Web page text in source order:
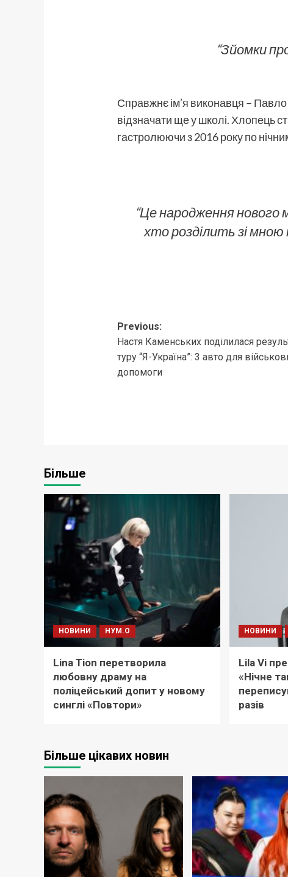
“Зйомки
Справжнє ім’я виконавця –
відзначати ще у школі. Хлопець
гастролюючи з 2016 року по
“Це народження нового
хто розділить зі
Post
navigation
Previous:
Настя Каменських поділилася
туру “Я-Україна”: 3 авто для
допомоги
Більше
НОВИНИ НУМ.О
Lina Tion перетворила
любовну драму на
поліцейський допит у новому
синглі «Повтори»
НОВИНИ
Lila Vi
«Нічне
разів
Більше цікавих новин